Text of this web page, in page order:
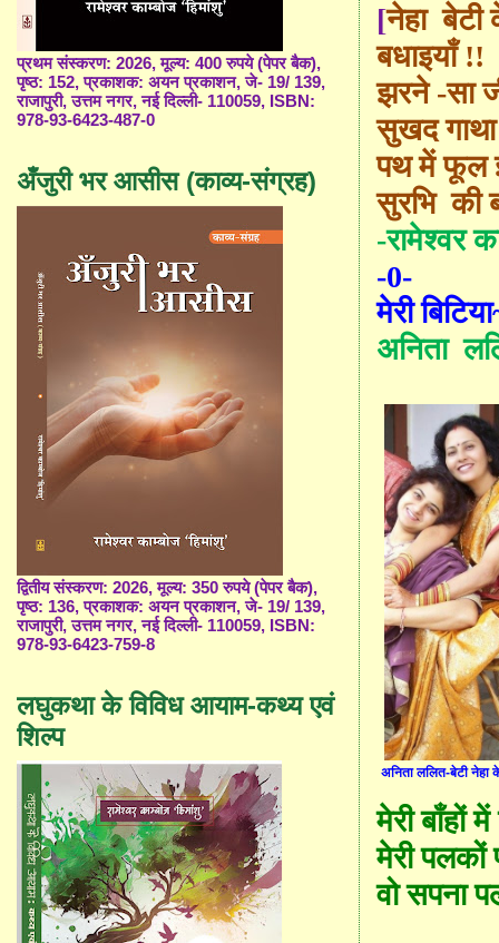
[नेहा बेटी
बधाइयाँ !!
झरने -सा
सुखद
पथ में फूल
सुरभि की
-रामेश्वर
-0-
मेरी बिटिया
अनिता
अनिता ललित-बेटी नेहा
मेरी बाँहों
मेरी पलकों
वो सपना
प्रथम संस्करण: 2026, मूल्य: 400 रुपये (पेपर बैक),
पृष्ठ: 152, प्रकाशक: अयन प्रकाशन, जे- 19/ 139,
राजापुरी, उत्तम नगर, नई दिल्ली- 110059, ISBN:
978-93-6423-487-0
अँजुरी भर आसीस (काव्य-संग्रह)
द्वितीय संस्करण: 2026, मूल्य: 350 रुपये (पेपर बैक),
पृष्ठ: 136, प्रकाशक: अयन प्रकाशन, जे- 19/ 139,
राजापुरी, उत्तम नगर, नई दिल्ली- 110059, ISBN:
978-93-6423-759-8
लघुकथा के विविध आयाम-कथ्य एवं
शिल्प